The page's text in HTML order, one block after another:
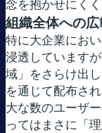
念を抱かせにくく
組織全体への
特に大企業にお
浸透しています
域」をさらけ出
を通じて配布さ
大な数のユーザ
ってはまさに「